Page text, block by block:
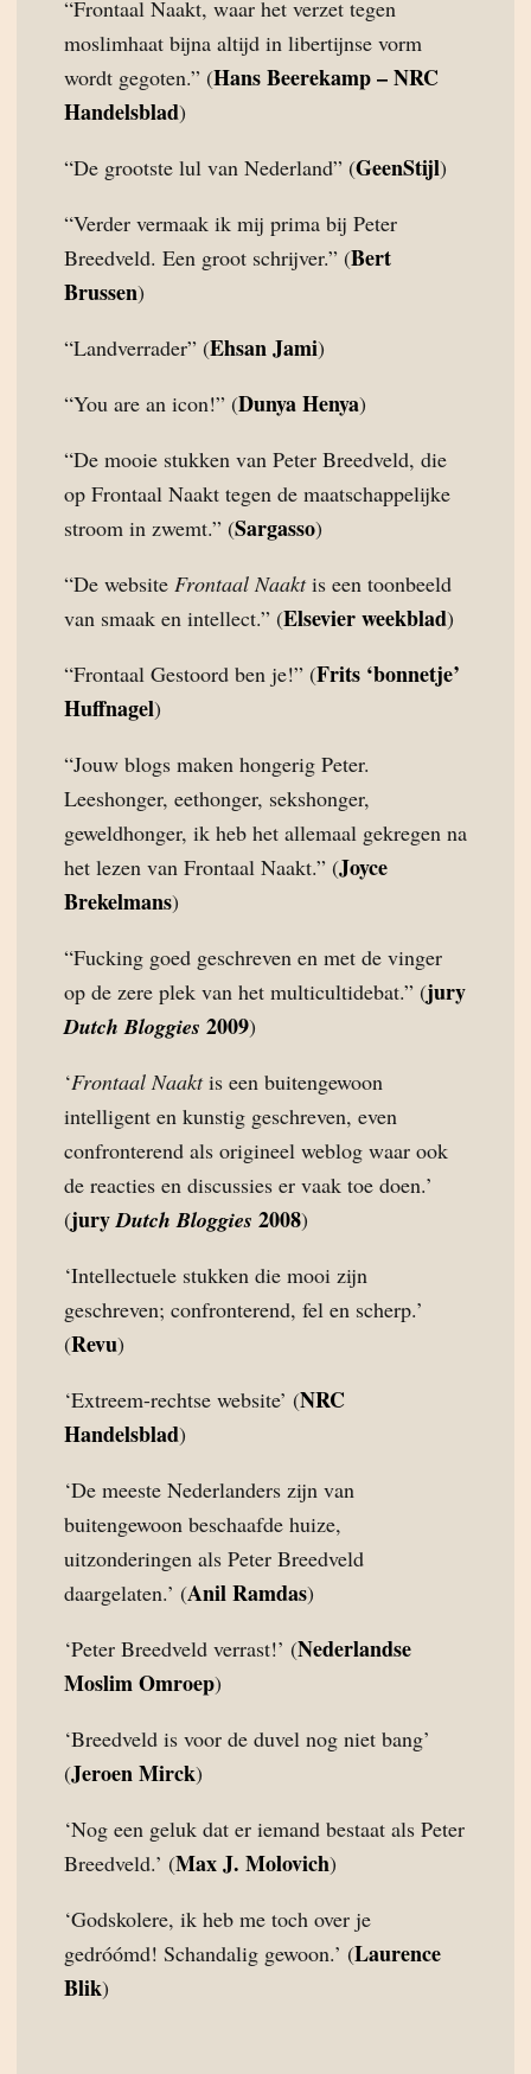
“Frontaal Naakt, waar het verzet tegen
moslimhaat bijna altijd in libertijnse vorm
wordt gegoten.” (Hans Beerekamp – NRC
Handelsblad)
“De grootste lul van Nederland” (GeenStijl)
“Verder vermaak ik mij prima bij Peter
Breedveld. Een groot schrijver.” (Bert
Brussen)
“Landverrader” (Ehsan Jami)
“You are an icon!” (Dunya Henya)
“De mooie stukken van Peter Breedveld, die
op Frontaal Naakt tegen de maatschappelijke
stroom in zwemt.” (Sargasso)
“De website Frontaal Naaktis een toonbeeld
van smaak en intellect.” (Elsevier weekblad)
“Frontaal Gestoord ben je!” (Frits ‘bonnetje’
Huffnagel)
“Jouw blogs maken hongerig Peter.
Leeshonger, eethonger, sekshonger,
geweldhonger, ik heb het allemaal gekregen na
het lezen van Frontaal Naakt.” (Joyce
Brekelmans)
“Fucking goed geschreven en met de vinger
op de zere plek van het multicultidebat.” (jury
Dutch Bloggies 2009)
‘Frontaal Naaktis een buitengewoon
intelligent en kunstig geschreven, even
confronterend als origineel weblog waar ook
de reacties en discussies er vaak toe doen.’
(juryDutch Bloggies 2008)
‘Intellectuele stukken die mooi zijn
geschreven; confronterend, fel en scherp.’
(Revu)
‘Extreem-rechtse website’ (NRC
Handelsblad)
‘De meeste Nederlanders zijn van
buitengewoon beschaafde huize,
uitzonderingen als Peter Breedveld
daargelaten.’ (Anil Ramdas)
‘Peter Breedveld verrast!’ (Nederlandse
Moslim Omroep)
‘Breedveld is voor de duvel nog niet bang’
(Jeroen Mirck)
‘Nog een geluk dat er iemand bestaat als Peter
Breedveld.’ (Max J. Molovich)
‘Godskolere, ik heb me toch over je
gedróómd! Schandalig gewoon.’ (Laurence
Blik)